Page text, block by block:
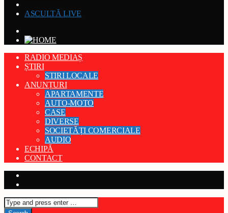
ASCULTĂ LIVE
RADIO MEDIAȘ
ȘTIRI
STIRI LOCALE
ANUNȚURI
APARTAMENTE
AUTO-MOTO
CASE
DIVERSE
SOCIETĂȚI COMERCIALE
AUDIO
ECHIPĂ
CONTACT